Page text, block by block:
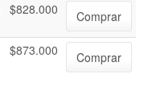
$828.000 Comprar
$873.000 Comprar